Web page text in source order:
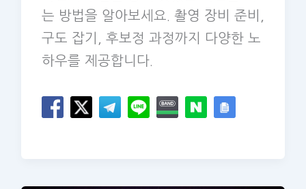
는 방법을 알아보세요. 촬영 장비 준비,
구도 잡기, 후보정 과정까지 다양한 노
하우를 제공합니다.